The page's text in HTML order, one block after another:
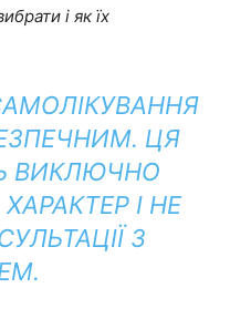
і як їх
ЦЯ
ВИКЛЮЧНО
І НЕ
З